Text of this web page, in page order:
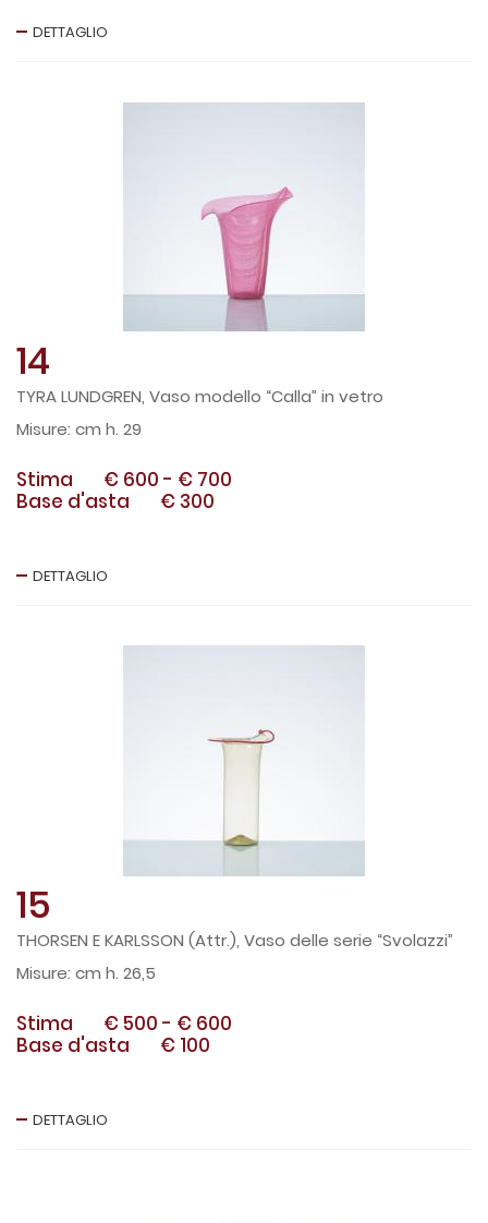
DETTAGLIO
14
TYRA LUNDGREN, Vaso modello “Calla” in vetro
cm h. 29
Stima € 600 - € 700
Base d'asta
€ 300
DETTAGLIO
15
THORSEN E KARLSSON (Attr.), Vaso delle serie “Svolazzi”
cm h. 26,5
Stima € 500 - € 600
Base d'asta
€ 100
DETTAGLIO